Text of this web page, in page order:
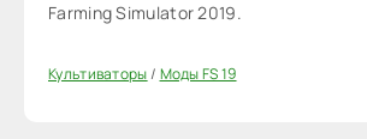
Farming Simulator 2019.
Культиваторы/ Моды FS 19